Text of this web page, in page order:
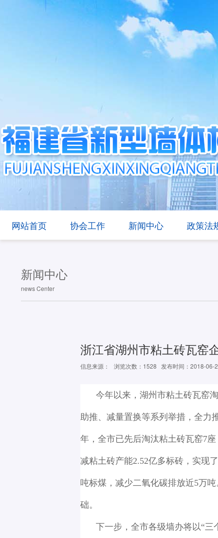
网站首页 协会工作 新闻中心 政策法
新闻中心
news Center
浙江省湖州市粘土砖瓦窑
信息来源： 浏览次数：1528 发布时间：2018-06-
今年以来，湖州市粘土砖瓦窑
助推、减量置换等系列举措，全力
年，全市已先后淘汰粘土砖瓦窑7
减粘土砖产能2.52亿多标砖，实现
吨标煤，减少二氧化碳排放近5万
础。
下一步，全市各级墙办将以“